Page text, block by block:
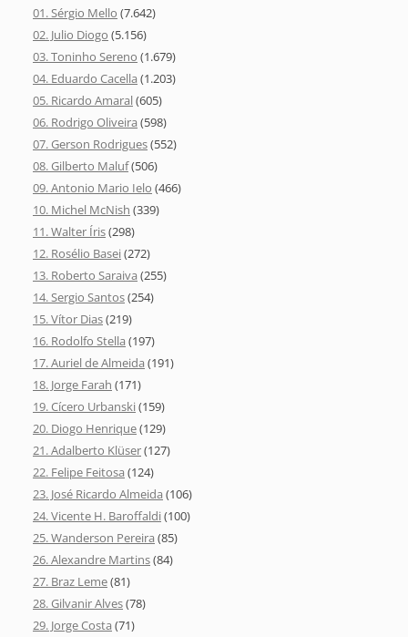
01. Sérgio Mello (7.642)
02. Julio Diogo (5.156)
03. Toninho Sereno (1.679)
04. Eduardo Cacella (1.203)
05. Ricardo Amaral(605)
06. Rodrigo Oliveira (598)
07. Gerson Rodrigues(552)
08. Gilberto Maluf(506)
09. Antonio Mario Ielo (466)
10. Michel McNish (339)
11. Walter Íris(298)
12. Rosélio Basei(272)
13. Roberto Saraiva (255)
14. Sergio Santos(254)
15. Vítor Dias(219)
16. Rodolfo Stella (197)
17. Auriel de Almeida (191)
18. Jorge Farah (171)
19. Cícero Urbanski(159)
20. Diogo Henrique(129)
21. Adalberto Klüser(127)
22. Felipe Feitosa (124)
23. José Ricardo Almeida (106)
24. Vicente H. Baroffaldi(100)
25. Wanderson Pereira (85)
26. Alexandre Martins(84)
27. Braz Leme(81)
28. Gilvanir Alves(78)
29. Jorge Costa (71)